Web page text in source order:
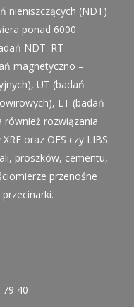
nieniszczących (NDT)
ponad 6000
NDT: RT
magnetyczno –
UT (badań
LT (badań
również rozwiązania
oraz OES czy LIBS
proszków, cementu,
przenośne
40